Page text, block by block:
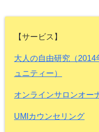
【サービス】
大人の自由研究（2014
ュニティー）
オンラインサロンオー
UMIカウンセリング